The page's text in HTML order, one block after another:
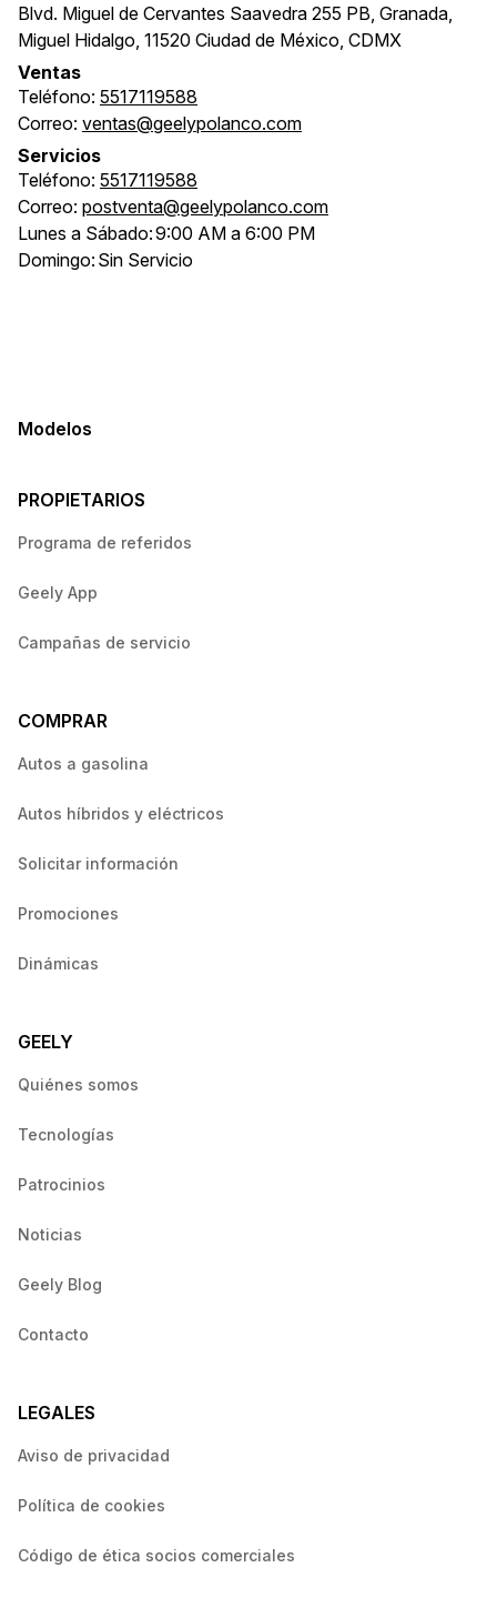
Blvd. Miguel de Cervantes Saavedra 255 PB, Granada,
Miguel Hidalgo, 11520 Ciudad de México, CDMX
Ventas
Teléfono: 5517119588
Correo: ventas@geelypolanco.com
Servicios
Teléfono: 5517119588
Correo: postventa@geelypolanco.com
Lunes a Sábado:9:00 AM a 6:00 PM
Domingo: Sin Servicio
Modelos
PROPIETARIOS
Programa de referidos
Geely App
Campañas de servicio
COMPRAR
Autos a gasolina
Autos híbridos y eléctricos
Solicitar información
Promociones
Dinámicas
GEELY
Quiénes somos
Tecnologías
Patrocinios
Noticias
Geely Blog
Contacto
LEGALES
Aviso de privacidad
Política de cookies
Código de ética socios comerciales